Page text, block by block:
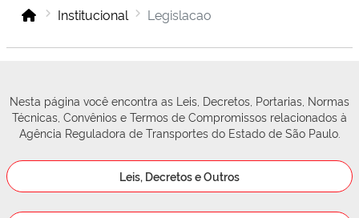
Institucional Legislacao
Nesta página você encontra as Leis, Decretos, Portarias, Normas
Técnicas, Convênios e Termos de Compromissos relacionados à
Agência Reguladora de Transportes do Estado de São Paulo.
Leis, Decretos e Outros